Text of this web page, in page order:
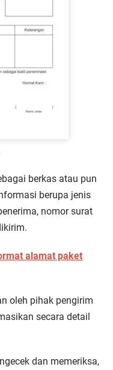
berkas atau pun
berupa jenis
nomor surat
alamat paket
oleh pihak pengirim
secara detail
dan memeriksa,